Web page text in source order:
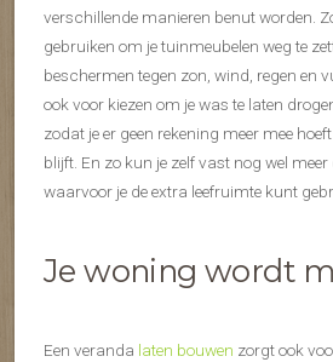
verschillende manieren benut worden.
gebruiken om je tuinmeubelen weg te
beschermen tegen zon, wind, regen en
ook voor kiezen om je was te laten
zodat je er geen rekening meer mee
blijft. En zo kun je zelf vast nog wel
waarvoor je de extra leefruimte kunt
Je woning wordt
Een veranda laten bouwen zorgt ook